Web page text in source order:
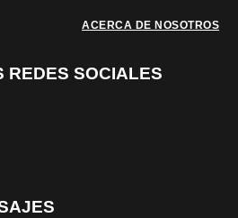
ACERCA DE NOSOTROS
REDES SOCIALES